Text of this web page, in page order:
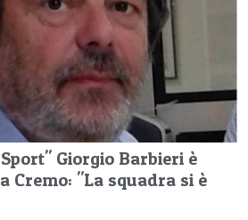
Giorgio Barbieri è
Cremo: "La squadra si è